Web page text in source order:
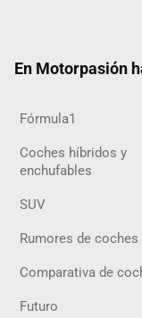
En Motorpasión
Fórmula1
Coches híbridos y
enchufables
SUV
Rumores de coches
Comparativa de
Futuro